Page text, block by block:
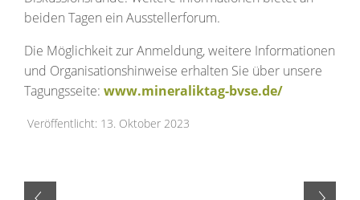
beiden Tagen ein Ausstellerforum.
Die Möglichkeit zur Anmeldung, weitere Informationen
und Organisationshinweise erhalten Sie über unsere
Tagungsseite: www.mineraliktag-bvse.de/
Veröffentlicht: 13. Oktober 2023